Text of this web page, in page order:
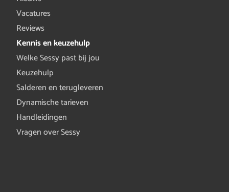
Vacatures
Reviews
Kennis en keuzehulp
Welke Sessy past bij jou
Keuzehulp
Salderen en terugleveren
Dynamische tarieven
Handleidingen
Vragen over Sessy